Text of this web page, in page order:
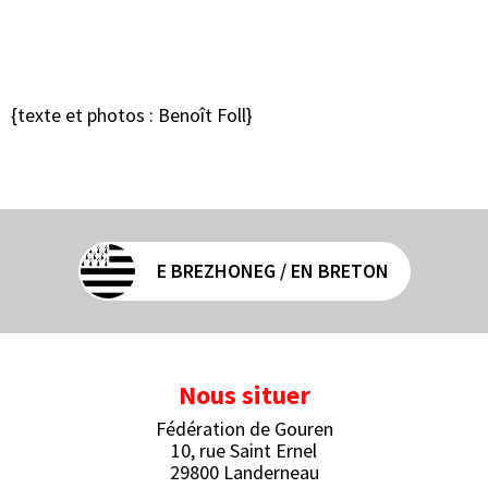
{texte et photos : Benoît Foll}
E BREZHONEG / EN BRETON
Nous situer
Fédération de Gouren
10, rue Saint Ernel
29800 Landerneau